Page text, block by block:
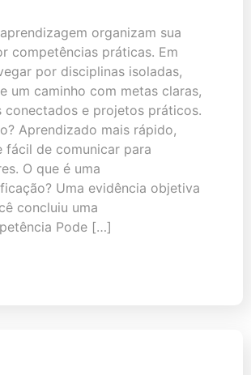
organizam sua
competências práticas. Em
por disciplinas isoladas,
um caminho com metas claras,
conectados e projetos práticos.
Aprendizado mais rápido,
fácil de comunicar para
O que é uma
Uma evidência objetiva
concluiu uma
Pode […]